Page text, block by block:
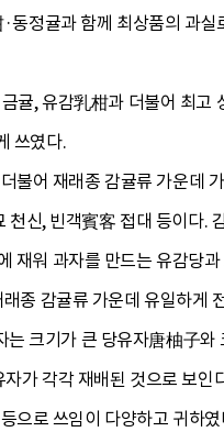
정귤과 함께 최상품의 과
귤, 유감乳柑과 더불어 최
쓰였다.
불어 재래종 감귤류 가운데
신, 빈객賓客 접대 등이다.
재워 과자를 만드는 유감당
종 감귤류 가운데 유일하게
크기가 큰 당유자唐柚子
가 각각 재배된 것으로 보인
으로 쓰임이 다양하고 귀하